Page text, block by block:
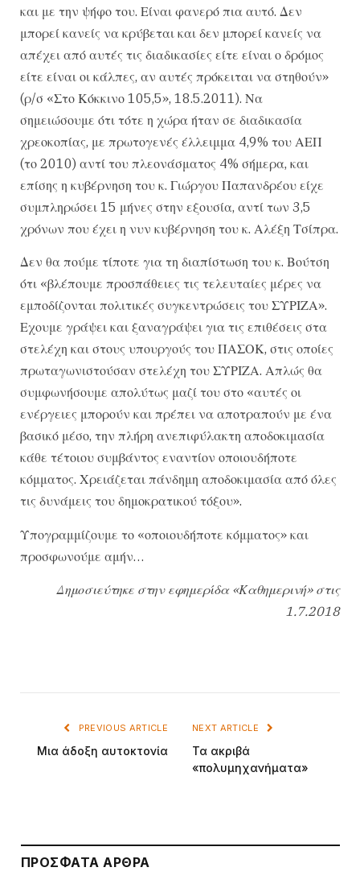
και με την ψήφο του. Είναι φανερό πια αυτό. Δεν
μπορεί κανείς να κρύβεται και δεν μπορεί κανείς να
απέχει από αυτές τις διαδικασίες είτε είναι ο δρόμος
είτε είναι οι κάλπες, αν αυτές πρόκειται να στηθούν»
(ρ/σ «Στο Κόκκινο 105,5», 18.5.2011). Να
σημειώσουμε ότι τότε η χώρα ήταν σε διαδικασία
χρεοκοπίας, με πρωτογενές έλλειμμα 4,9% του ΑΕΠ
(το 2010) αντί του πλεονάσματος 4% σήμερα, και
επίσης η κυβέρνηση του κ. Γιώργου Παπανδρέου είχε
συμπληρώσει 15 μήνες στην εξουσία, αντί των 3,5
χρόνων που έχει η νυν κυβέρνηση του κ. Αλέξη Τσίπρα.
Δεν θα πούμε τίποτε για τη διαπίστωση του κ. Βούτση
ότι «βλέπουμε προσπάθειες τις τελευταίες μέρες να
εμποδίζονται πολιτικές συγκεντρώσεις του ΣΥΡΙΖΑ».
Εχουμε γράψει και ξαναγράψει για τις επιθέσεις στα
στελέχη και στους υπουργούς του ΠΑΣΟΚ, στις οποίες
πρωταγωνιστούσαν στελέχη του ΣΥΡΙΖΑ. Απλώς θα
συμφωνήσουμε απολύτως μαζί του στο «αυτές οι
ενέργειες μπορούν και πρέπει να αποτραπούν με ένα
βασικό μέσο, την πλήρη ανεπιφύλακτη αποδοκιμασία
κάθε τέτοιου συμβάντος εναντίον οποιουδήποτε
κόμματος. Χρειάζεται πάνδημη αποδοκιμασία από όλες
τις δυνάμεις του δημοκρατικού τόξου».
Υπογραμμίζουμε το «οποιουδήποτε κόμματος» και
προσφωνούμε αμήν…
Δημοσιεύτηκε στην εφημερίδα «Καθημερινή» στις
1.7.2018
PREVIOUS ARTICLE
Μια άδοξη αυτοκτονία
NEXT ARTICLE
Τα ακριβά
«πολυμηχανήματα»
ΠΡΌΣΦΑΤΑ ΆΡΘΡΑ